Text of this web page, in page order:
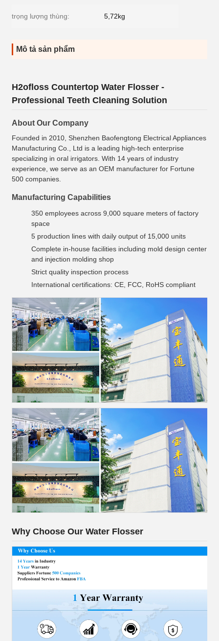
trọng lượng thùng: 5,72kg
Mô tả sản phẩm
H2ofloss Countertop Water Flosser -
Professional Teeth Cleaning Solution
About Our Company
Founded in 2010, Shenzhen Baofengtong Electrical Appliances
Manufacturing Co., Ltd is a leading high-tech enterprise
specializing in oral irrigators. With 14 years of industry
experience, we serve as an OEM manufacturer for Fortune
500 companies.
Manufacturing Capabilities
350 employees across 9,000 square meters of factory
space
5 production lines with daily output of 15,000 units
Complete in-house facilities including mold design center
and injection molding shop
Strict quality inspection process
International certifications: CE, FCC, RoHS compliant
Why Choose Our Water Flosser